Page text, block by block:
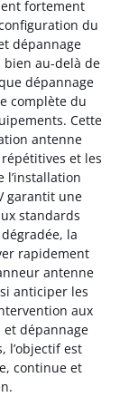
fortement
du
dépannage
bien au-delà de
dépannage
complète du
Cette
antenne
et les
l’installation
garantit une
standards
la
rapidement
antenne
anticiper les
aux
dépannage
l’objectif est
continue et